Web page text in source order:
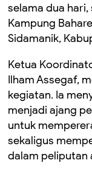
selama dua hari,
Kampung
Sidamanik,
Ketua
Ilham Assegaf,
kegiatan. Ia
menjadi ajang
untuk
sekaligus
dalam peliputan